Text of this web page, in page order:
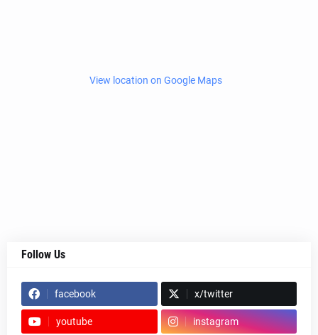
View location on Google Maps
Follow Us
facebook x/twitter
youtube instagram